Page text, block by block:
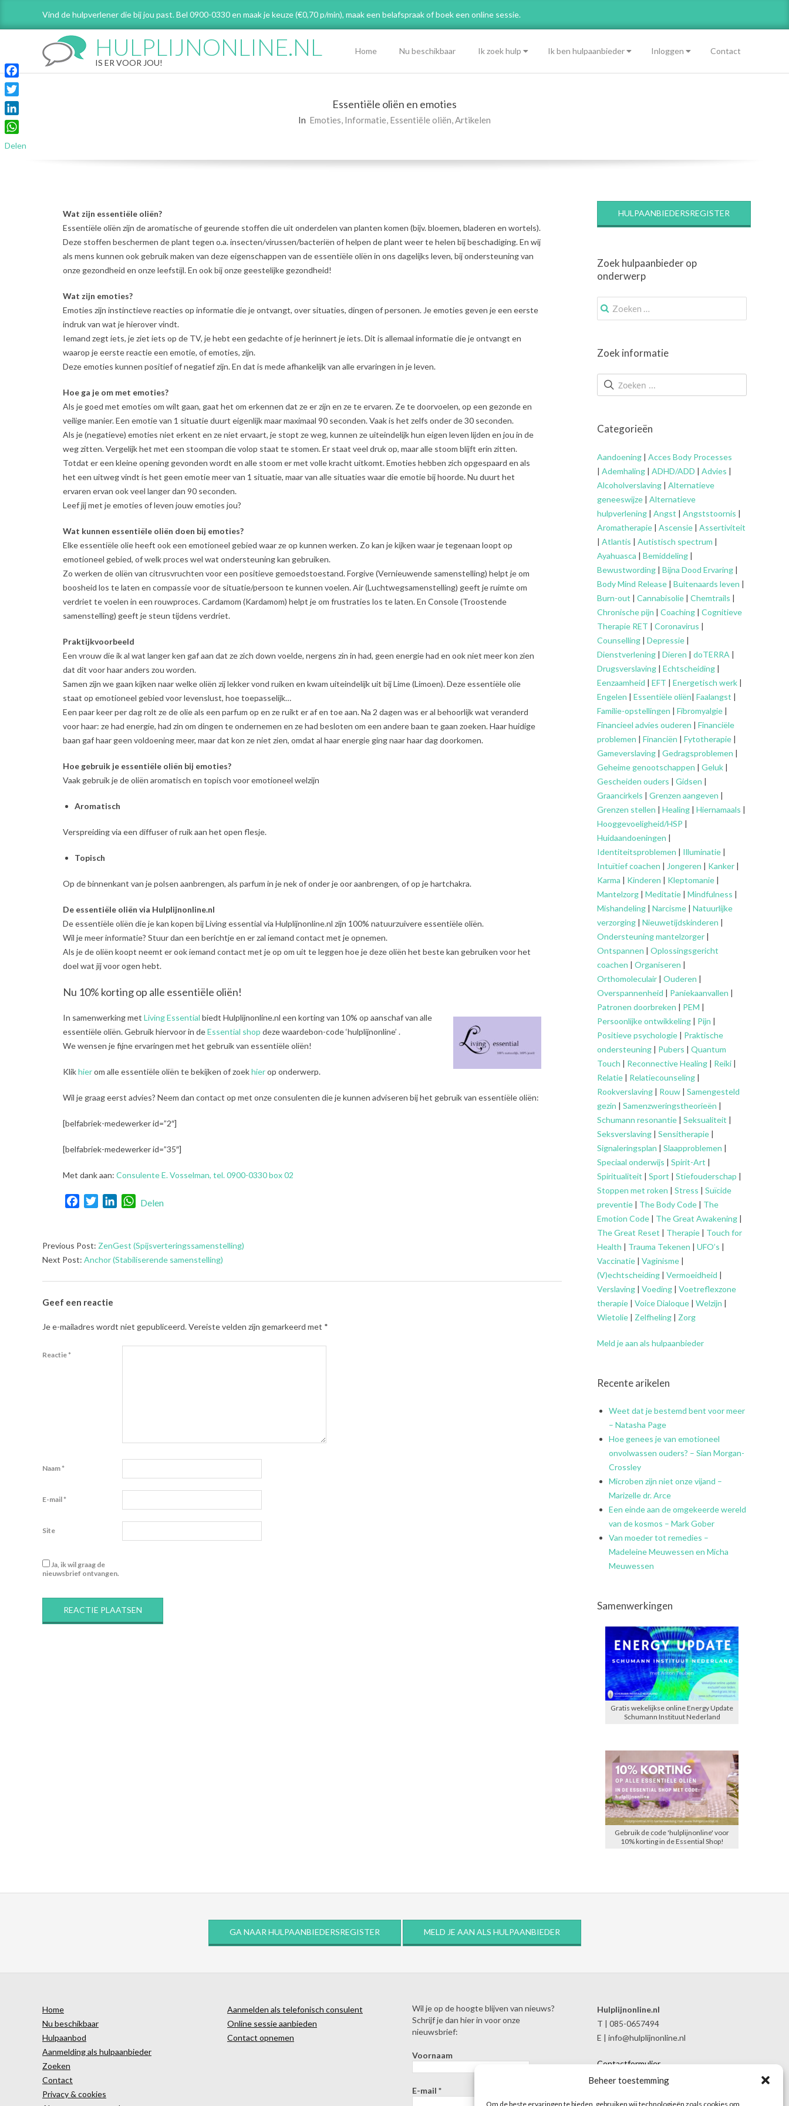
Beheer toestemming
Om de beste ervaringen te bieden, gebruiken wij technologieën zoals cookies om
Vind de hulpverlener die bij jou past. Bel 0900-0330 en maak je keuze (€0,70 p/min), maak een belafspraakof boek een online sessie.
HULPLIJNONLINE.NL
IS ER VOOR JOU!
Menu
Home Nu beschikbaar Ik zoek hulp Ik ben hulpaanbieder Inloggen Contact
Essentiële oliën en emoties
In Emoties, Informatie, Essentiële oliën,Artikelen
Wat zijn essentiële oliën?
Essentiële oliën zijn de aromatische of geurende stoffen die uit onderdelen van planten komen (bijv. bloemen, bladeren en wortels).
Deze stoffen beschermen de plant tegen o.a. insecten/virussen/bacteriën of helpen de plant weer te helen bij beschadiging. En wij
als mens kunnen ook gebruik maken van deze eigenschappen van de essentiële oliën in ons dagelijks leven, bij ondersteuning van
onze gezondheid en onze leefstijl. En ook bij onze geestelijke gezondheid!
Wat zijn emoties?
Emoties zijn instinctieve reacties op informatie die je ontvangt, over situaties, dingen of personen. Je emoties geven je een eerste
indruk van wat je hierover vindt.
Iemand zegt iets, je ziet iets op de TV, je hebt een gedachte of je herinnert je iets. Dit is allemaal informatie die je ontvangt en
waarop je eerste reactie een emotie, of emoties, zijn.
Deze emoties kunnen positief of negatief zijn. En dat is mede afhankelijk van alle ervaringen in je leven.
Hoe ga je om met emoties?
Als je goed met emoties om wilt gaan, gaat het om erkennen dat ze er zijn en ze te ervaren. Ze te doorvoelen, op een gezonde en
veilige manier. Een emotie van 1 situatie duurt eigenlijk maar maximaal 90 seconden. Vaak is het zelfs onder de 30 seconden.
Als je (negatieve) emoties niet erkent en ze niet ervaart, je stopt ze weg, kunnen ze uiteindelijk hun eigen leven lijden en jou in de
weg zitten. Vergelijk het met een stoompan die volop staat te stomen. Er staat veel druk op, maar alle stoom blijft erin zitten.
Totdat er een kleine opening gevonden wordt en alle stoom er met volle kracht uitkomt. Emoties hebben zich opgespaard en als
het een uitweg vindt is het geen emotie meer van 1 situatie, maar van alle situaties waar die emotie bij hoorde. Nu duurt het
ervaren ervan ook veel langer dan 90 seconden.
Leef jij met je emoties of leven jouw emoties jou?
Wat kunnen essentiële oliën doen bij emoties?
Elke essentiële olie heeft ook een emotioneel gebied waar ze op kunnen werken. Zo kan je kijken waar je tegenaan loopt op
emotioneel gebied, of welk proces wel wat ondersteuning kan gebruiken.
Zo werken de oliën van citrusvruchten voor een positieve gemoedstoestand. Forgive (Vernieuwende samenstelling) helpt je om
boosheid los te laten en compassie voor de situatie/persoon te kunnen voelen. Air (Luchtwegsamenstelling) geeft je ruimte om
verdriet te voelen in een rouwproces. Cardamom (Kardamom) helpt je om frustraties los te laten. En Console (Troostende
samenstelling) geeft je steun tijdens verdriet.
Praktijkvoorbeeld
Een vrouw die ik al wat langer ken gaf aan dat ze zich down voelde, nergens zin in had, geen energie had en ook niet meer kon zien
dat dit voor haar anders zou worden.
Samen zijn we gaan kijken naar welke oliën zij lekker vond ruiken en kwam uiteindelijk uit bij Lime (Limoen). Deze essentiële olie
staat op emotioneel gebied voor levenslust, hoe toepasselijk…
Een paar keer per dag rolt ze de olie als een parfum op en ze ruikt er af en toe aan. Na 2 dagen was er al behoorlijk wat veranderd
voor haar: ze had energie, had zin om dingen te ondernemen en ze had besloten om een andere baan te gaan zoeken. Haar huidige
baan gaf haar geen voldoening meer, maar dat kon ze niet zien, omdat al haar energie ging naar haar dag doorkomen.
Hoe gebruik je essentiële oliën bij emoties?
Vaak gebruik je de oliën aromatisch en topisch voor emotioneel welzijn
Aromatisch
Verspreiding via een diffuser of ruik aan het open flesje.
Topisch
Op de binnenkant van je polsen aanbrengen, als parfum in je nek of onder je oor aanbrengen, of op je hartchakra.
De essentiële oliën via Hulplijnonline.nl
De essentiële oliën die je kan kopen bij Living essential via Hulplijnonline.nl zijn 100% natuurzuivere essentiële oliën.
Wil je meer informatie? Stuur dan een berichtje en er zal iemand contact met je opnemen.
Als je de oliën koopt neemt er ook iemand contact met je op om uit te leggen hoe je deze oliën het beste kan gebruiken voor het
doel wat jij voor ogen hebt.
Nu 10% korting op alle essentiële oliën!
In samenwerking met Living Essential biedt Hulplijnonline.nl een korting van 10% op aanschaf van alle
essentiële oliën. Gebruik hiervoor in deEssential shop deze waardebon-code ‘hulplijnonline’ .
We wensen je fijne ervaringen met het gebruik van essentiële oliën!
Klikhierom alle essentiële oliën te bekijken of zoekhierop onderwerp.
Wil je graag eerst advies? Neem dan contact op met onze consulenten die je kunnen adviseren bij het gebruik van essentiële oliën:
[belfabriek-medewerker id=”2″]
[belfabriek-medewerker id=”35″]
Met dank aan: Consulente E. Vosselman, tel. 0900-0330 box 02
FacebookTwitterLinkedInWhatsApp
Delen
2021-
08-
Previous Post: ZenGest (Spijsverteringssamenstelling)
Next Post: Anchor (Stabiliserende samenstelling)
Geef een reactie
Je e-mailadres wordt niet gepubliceerd.Vereiste velden zijn gemarkeerd met *
Reactie*
Naam*
E-mail*
Site
Ja, ik wil graag de
nieuwsbrief ontvangen.
HULPAANBIEDERSREGISTER
Zoek hulpaanbieder op
onderwerp
Zoek
naar:
Zoek informatie
Categorieën
Aandoening | Acces Body Processes
| Ademhaling | ADHD/ADD | Advies |
Alcoholverslaving | Alternatieve
geneeswijze | Alternatieve
hulpverlening | Angst | Angststoornis |
Aromatherapie | Ascensie | Assertiviteit
| Atlantis | Autistisch spectrum |
Ayahuasca | Bemiddeling |
Bewustwording | Bijna Dood Ervaring |
Body Mind Release | Buitenaards leven |
Burn-out | Cannabisolie | Chemtrails |
Chronische pijn | Coaching | Cognitieve
Therapie RET | Coronavirus |
Counselling | Depressie |
Dienstverlening | Dieren | doTERRA |
Drugsverslaving | Echtscheiding |
Eenzaamheid | EFT | Energetisch werk |
Engelen | Essentiële oliën| Faalangst |
Familie-opstellingen | Fibromyalgie |
Financieel advies ouderen | Financiële
problemen | Financiën | Fytotherapie |
Gameverslaving | Gedragsproblemen |
Geheime genootschappen | Geluk |
Gescheiden ouders | Gidsen |
Graancirkels | Grenzen aangeven |
Grenzen stellen | Healing | Hiernamaals |
Hooggevoeligheid/HSP |
Huidaandoeningen |
Identiteitsproblemen | Illuminatie |
Intuïtief coachen | Jongeren | Kanker |
Karma | Kinderen | Kleptomanie |
Mantelzorg | Meditatie | Mindfulness |
Mishandeling | Narcisme | Natuurlijke
verzorging | Nieuwetijdskinderen |
Ondersteuningmantelzorger |
Ontspannen | Oplossingsgericht
coachen | Organiseren |
Orthomoleculair | Ouderen |
Overspannenheid | Paniekaanvallen |
Patronen doorbreken | PEM |
Persoonlijke ontwikkeling | Pijn |
Positieve psychologie | Praktische
ondersteuning | Pubers | Quantum
Touch | Reconnective Healing | Reiki |
Relatie | Relatiecounseling |
Rookverslaving | Rouw | Samengesteld
gezin | Samenzweringstheorieën |
Schumann resonantie | Seksualiteit |
Seksverslaving | Sensitherapie |
Signaleringsplan | Slaapproblemen |
Speciaal onderwijs | Spirit-Art |
Spiritualiteit | Sport | Stiefouderschap |
Stoppen met roken | Stress | Suïcide
preventie | The Body Code | The
Emotion Code | The Great Awakening |
The Great Reset | Therapie | Touch for
Health | Trauma Tekenen | UFO’s |
Vaccinatie | Vaginisme |
(V)echtscheiding | Vermoeidheid |
Verslaving | Voeding | Voetreflexzone
therapie | Voice Dialoque | Welzijn |
Wietolie | Zelfheling | Zorg
Meld je aan als hulpaanbieder
Recente arikelen
Weet dat je bestemd bent voor meer
– Natasha Page
Hoe genees je van emotioneel
onvolwassen ouders? – Sian Morgan-
Crossley
Microben zijn niet onze vijand –
Marizelle dr. Arce
Een einde aan de omgekeerde wereld
van de kosmos – Mark Gober
Van moeder tot remedies –
Madeleine Meuwessen en Micha
Meuwessen
Samenwerkingen
Gratis wekelijkse online Energy Update
Schumann Instituut Nederland
Gebruik de code 'hulplijnonline' voor
10% korting in de Essential Shop!
GA NAAR HULPAANBIEDERSREGISTER MELD JE AAN ALS HULPAANBIEDER
Home
Nu beschikbaar
Hulpaanbod
Aanmelding als hulpaanbieder
Zoeken
Contact
Privacy & cookies
Aanmelden als telefonisch consulent
Online sessie aanbieden
Contact opnemen
Wil je op de hoogte blijven van nieuws?
Schrijf je dan hier in voor onze
nieuwsbrief:
Voornaam
E-mail *
Hulplijnonline.nl
T | 085-0657494
E | info@hulplijnonline.nl
Contactformulier
Over Hulplijnonline.nl
Facebook
Twitter
LinkedIn
WhatsApp
Delen